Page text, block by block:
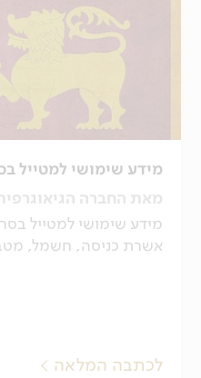
מידע שימושי למטייל
מאת החברה
מידע שימושי למטייל
אשרת כניסה, חשמל,
לכתבה המלאה